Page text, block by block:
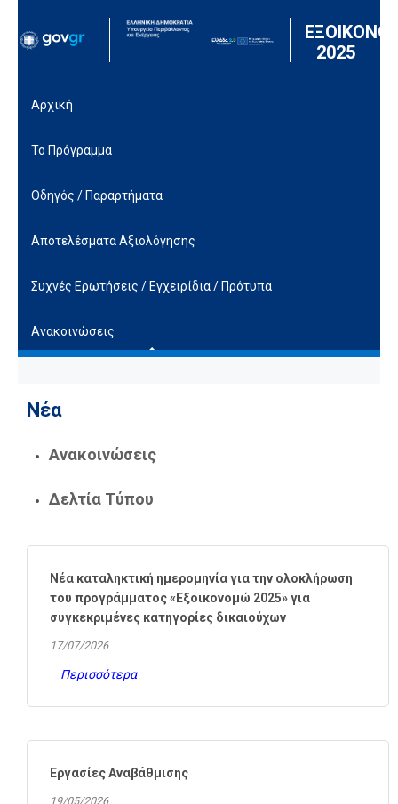
2025
Αρχική
Το Πρόγραμμα
Οδηγός / Παραρτήματα
Αποτελέσματα Αξιολόγησης
Συχνές Ερωτήσεις / Εγχειρίδια / Πρότυπα
Ανακοινώσεις
Νέα
Ανακοινώσεις
Δελτία Τύπου
Νέα καταληκτική ημερομηνία για την ολοκλήρωση
του προγράμματος «Εξοικονομώ 2025» για
συγκεκριμένες κατηγορίες δικαιούχων
17/07/2026
Περισσότερα
Εργασίες Αναβάθμισης
19/05/2026